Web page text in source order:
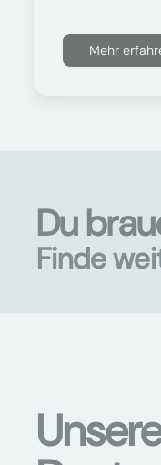
Mehr
Du
Finde